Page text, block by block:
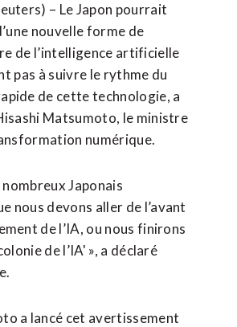
– Le Japon pourrait
nouvelle forme de
de l’intelligence artificielle
pas à suivre le rythme du
de cette technologie, a
Matsumoto, le ministre
numérique.
nombreux Japonais
nous devons aller ‌de l’avant
de l’IA, ou nous finirons
de l’IA' », a déclaré
a lancé cet avertissement